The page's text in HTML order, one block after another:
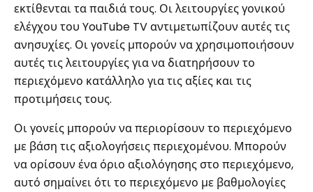
εκτίθενται τα παιδιά τους. Οι λειτουργίες γονικού
ελέγχου του YouTube TV αντιμετωπίζουν αυτές τις
ανησυχίες. Οι γονείς μπορούν να χρησιμοποιήσουν
αυτές τις λειτουργίες για να διατηρήσουν το
περιεχόμενο κατάλληλο για τις αξίες και τις
προτιμήσεις τους.
Οι γονείς μπορούν να περιορίσουν το περιεχόμενο
με βάση τις αξιολογήσεις περιεχομένου. Μπορούν
να ορίσουν ένα όριο αξιολόγησης στο περιεχόμενο,
αυτό σημαίνει ότι το περιεχόμενο με βαθμολογίες